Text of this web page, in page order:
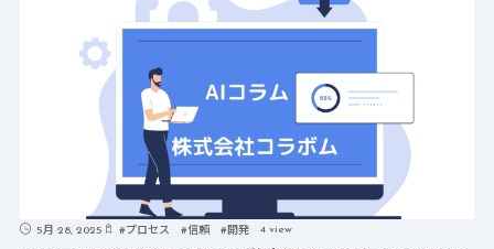
5月 28, 2025 #プロセス #信頼 #開発 4 view